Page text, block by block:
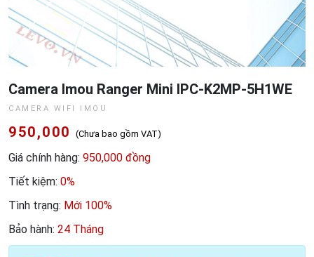
Camera Imou Ranger Mini IPC-K2MP-5H1WE
CAMERA WIFI IMOU
950,000 (Chưa bao gồm VAT)
Giá chính hàng: 950,000 đồng
Tiết kiệm: 0%
Tình trạng: Mới 100%
Bảo hành: 24 Tháng